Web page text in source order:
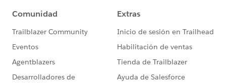
statements/default.aspx
https://www.salesforce.com/jp/company/progra
m-agreement